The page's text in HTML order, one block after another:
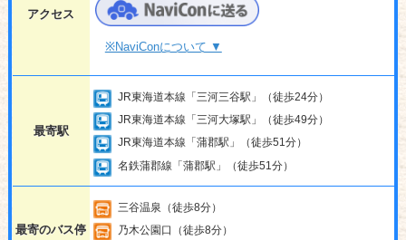
アクセス
※NaviConについて ▼
最寄駅
JR東海道本線「三河三谷駅」（徒歩24分）
JR東海道本線「三河大塚駅」（徒歩49分）
JR東海道本線「蒲郡駅」（徒歩51分）
名鉄蒲郡線「蒲郡駅」（徒歩51分）
最寄のバス停
三谷温泉（徒歩8分）
乃木公園口（徒歩8分）